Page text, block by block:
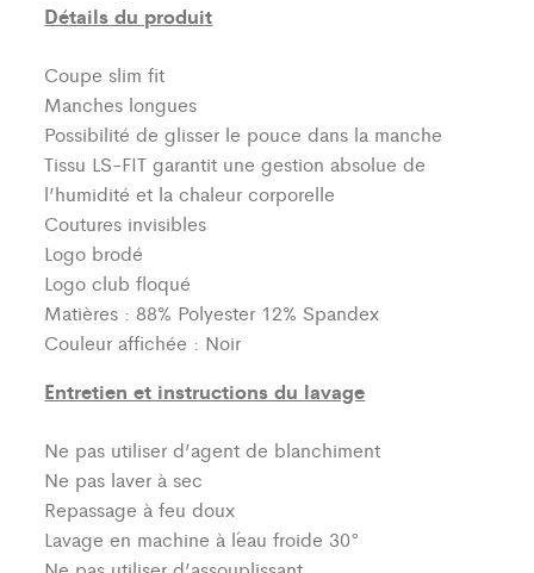
Détails du produit
Coupe slim fit
Manches longues
Possibilité de glisser le pouce dans la manche
Tissu LS-FIT garantit une gestion absolue de
l’humidité et la chaleur corporelle
Coutures invisibles
Logo brodé
Logo club floqué
Matières : 88% Polyester 12% Spandex
Couleur affichée : Noir
Entretien et instructions du lavage
Ne pas utiliser d’agent de blanchiment
Ne pas laver à sec
Repassage à feu doux
Lavage en machine à l´eau froide 30°